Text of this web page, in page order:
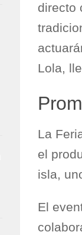
directo
Lola,
La
el
isla,
El